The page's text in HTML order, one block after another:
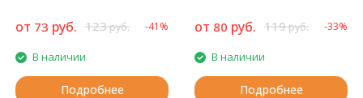
от 73 руб. 123руб. -41%
В наличии
Подробнее
праздничных вещей,
представляет собой
полиамидный шнурочек с
ворсом - шерстью мериноса и
акрилом.
от 80 руб. 119руб. -33%
В наличии
Подробнее